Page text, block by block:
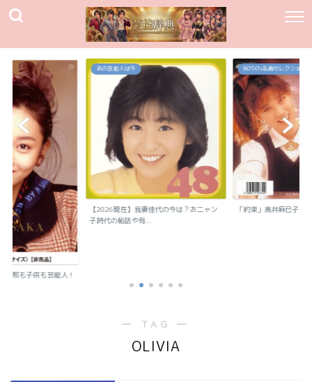
旦那も子供も芸能人！
あの芸能人は今
【2026現在】我妻佳代の今は？おニャン
子時代の秘話や有...
80`90's名曲セレクション
「約束」高井麻巳子
― TAG ―
OLIVIA